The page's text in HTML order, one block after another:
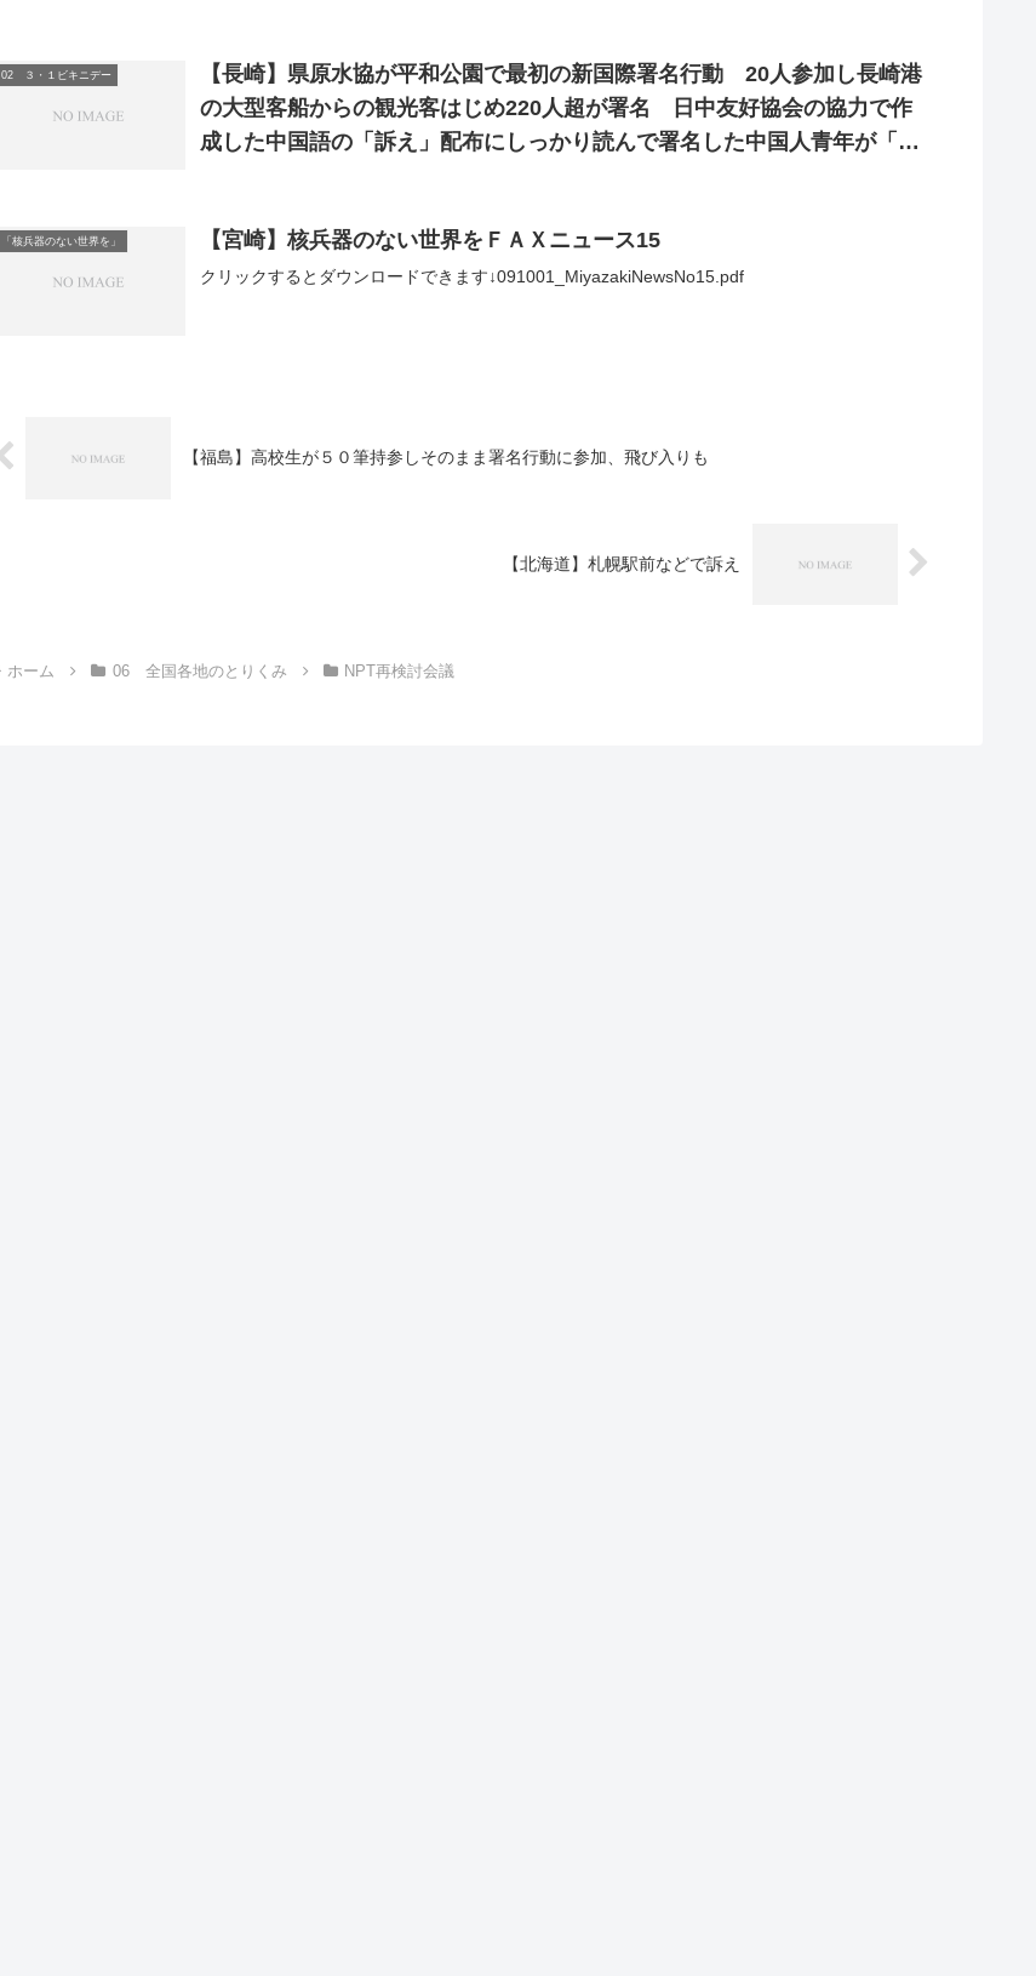
02 ３・１ビキニデー
【長崎】県原水協が平和公園で最初の新国際署名行動 20人参加し長崎港
の大型客船からの観光客はじめ220人超が署名 日中友好協会の協力で作
成した中国語の「訴え」配布にしっかり読んで署名した中国人青年が「we
「核兵器のない世界を」 【宮崎】核兵器のない世界をＦＡＸニュース15
クリックするとダウンロードできます↓091001_MiyazakiNewsNo15.pdf
【福島】高校生が５０筆持参しそのまま署名行動に参加、飛び入りも
【北海道】札幌駅前などで訴え
ホーム 06 全国各地のとりくみ NPT再検討会議